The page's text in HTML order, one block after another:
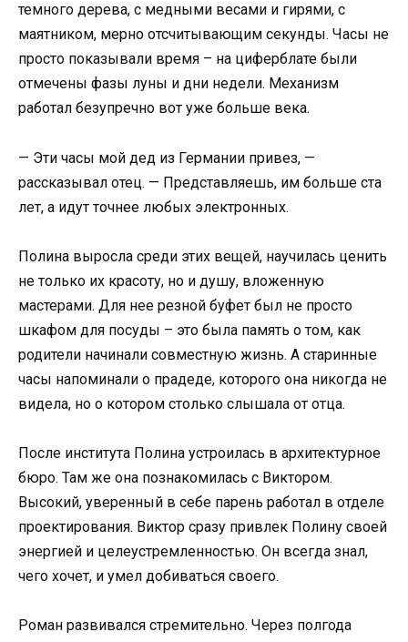
темного дерева, с медными весами и гирями, с
маятником, мерно отсчитывающим секунды. Часы не
просто показывали время – на циферблате были
отмечены фазы луны и дни недели. Механизм
работал безупречно вот уже больше века.
— Эти часы мой дед из Германии привез, —
рассказывал отец. — Представляешь, им больше ста
лет, а идут точнее любых электронных.
Полина выросла среди этих вещей, научилась ценить
не только их красоту, но и душу, вложенную
мастерами. Для нее резной буфет был не просто
шкафом для посуды – это была память о том, как
родители начинали совместную жизнь. А старинные
часы напоминали о прадеде, которого она никогда не
видела, но о котором столько слышала от отца.
После института Полина устроилась в архитектурное
бюро. Там же она познакомилась с Виктором.
Высокий, уверенный в себе парень работал в отделе
проектирования. Виктор сразу привлек Полину своей
энергией и целеустремленностью. Он всегда знал,
чего хочет, и умел добиваться своего.
Роман развивался стремительно. Через полгода